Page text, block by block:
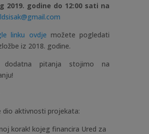
2019. godine do 12:00 sati na
linku ovdje možete pogledati
iz 2018. godine.
pitanja stojimo na
dio aktivnosti projekata:
korak! kojeg financira Ured za